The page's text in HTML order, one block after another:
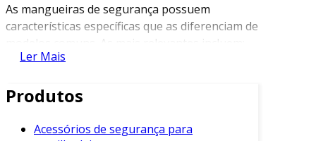
As mangueiras de segurança possuem
características específicas que as diferenciam de
modelos comuns. As mais relevantes incluem:
geralmente de PVC, borracha ou
poliéster, estes materiais proporcionam
resistência e durabilidade.
Ler Mais
Produtos
Acessórios de segurança para